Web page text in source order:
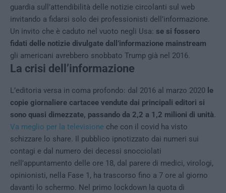
guardia sull’attendibilità delle notizie circolanti sul web
invitando a fidarsi solo dei professionisti dell’informazione.
Un invito che è caduto nel vuoto negli Usa: se si fossero
fidati delle notizie divulgate dall’informazione mainstream
gli americani avrebbero snobbato Trump già nel 2016.
La crisi dell’informazione
L’editoria versa in coma profondo: dal 2016 al marzo 2020 le
copie giornaliere cartacee vendute dai principali editori si
sono quasi dimezzate, passando da 2,2 a 1,2 milioni di unità.
Va meglio per la televisione che con il covid ha visto
schizzare lo share. Il pubblico ipnotizzato dai numeri sui
contagi e dal numero dei decessi snocciolati
nell’appuntamento delle ore 18, dal parere di medici, virologi,
opinionisti, nella Fase 1, ha trascorso fino a 7 ore al giorno
davanti lo schermo. Nel primo lockdown la quota di